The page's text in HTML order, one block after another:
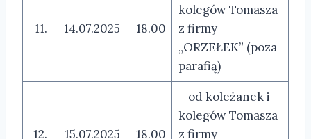
11. 14.07.2025 18.00
kolegów Tomasza
z firmy
„ORZEŁEK” (poza
parafią)
12. 15.07.2025 18.00
– od koleżanek i
kolegów Tomasza
z firmy